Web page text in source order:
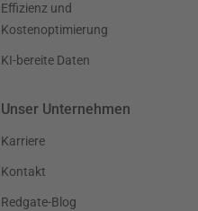
Effizienz und
Kostenoptimierung
KI-bereite Daten
Unser Unternehmen
Karriere
Kontakt
Redgate-Blog